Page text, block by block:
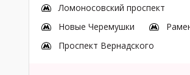
Ломоносовский проспект
Новые Черемушки
Проспект Вернадского